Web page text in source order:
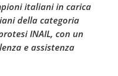
italiani in carica
della categoria
INAIL, con un
e assistenza